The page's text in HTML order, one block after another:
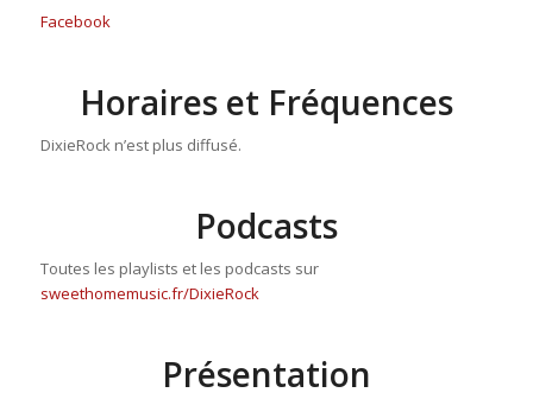
Facebook
Horaires et Fréquences
DixieRock n’est plus diffusé.
Podcasts
Toutes les playlists et les podcasts sur
sweethomemusic.fr/DixieRock
Présentation